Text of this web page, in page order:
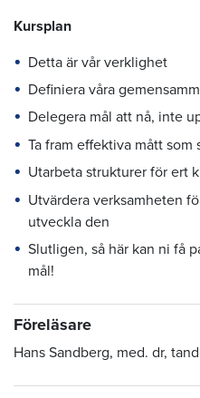
Kursplan
Detta är vår verklighet
Definiera våra
Delegera mål att nå, inte
Ta fram effektiva mått som
Utarbeta strukturer för ert
Utvärdera verksamheten
utveckla den
Slutligen, så här kan ni få
mål!
Föreläsare
Hans Sandberg, med. dr,